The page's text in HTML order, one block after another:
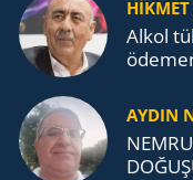
Alkol
AYDIN